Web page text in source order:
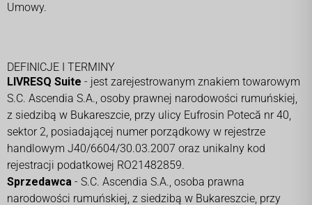
Umowy.
DEFINICJE I TERMINY
LIVRESQ Suite - jest zarejestrowanym znakiem towarowym
S.C. Ascendia S.A., osoby prawnej narodowości rumuńskiej,
z siedzibą w Bukareszcie, przy ulicy Eufrosin Potecă nr 40,
sektor 2, posiadającej numer porządkowy w rejestrze
handlowym J40/6604/30.03.2007 oraz unikalny kod
rejestracji podatkowej RO21482859.
Sprzedawca - S.C. Ascendia S.A., osoba prawna
narodowości rumuńskiej, z siedzibą w Bukareszcie, przy